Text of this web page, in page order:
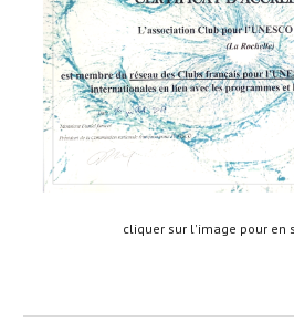
cliquer sur l'image pour en